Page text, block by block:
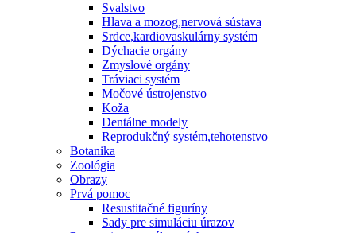
Svalstvo
Hlava a mozog,nervová sústava
Srdce,kardiovaskulárny systém
Dýchacie orgány
Zmyslové orgány
Tráviaci systém
Močové ústrojenstvo
Koža
Dentálne modely
Reprodukčný systém,tehotenstvo
Botanika
Zoológia
Obrazy
Prvá pomoc
Resustitačné figuríny
Sady pre simuláciu úrazov